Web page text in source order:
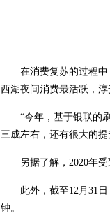
在消费复苏的过程中，
西湖夜间消费最活跃，淳
“今年，基于银联的刷
三成左右，还有很大的提
另据了解，2020年受
此外，截至12月31日
钟。